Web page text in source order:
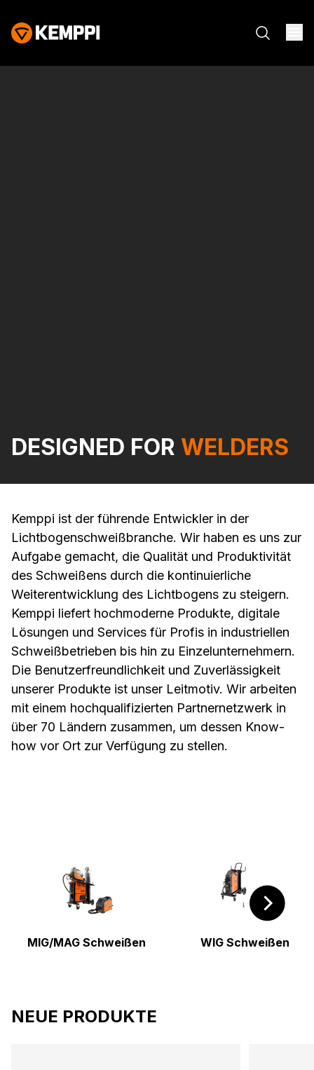
DESIGNED FOR WELDERS
Kemppi ist der führende Entwickler in der
Lichtbogenschweißbranche. Wir haben es uns zur
Aufgabe gemacht, die Qualität und Produktivität
des Schweißens durch die kontinuierliche
Weiterentwicklung des Lichtbogens zu steigern.
Kemppi liefert hochmoderne Produkte, digitale
Lösungen und Services für Profis in industriellen
Schweißbetrieben bis hin zu Einzelunternehmern.
Die Benutzerfreundlichkeit und Zuverlässigkeit
unserer Produkte ist unser Leitmotiv. Wir arbeiten
mit einem hochqualifizierten Partnernetzwerk in
über 70 Ländern zusammen, um dessen Know-
how vor Ort zur Verfügung zu stellen.
MIG/MAG Schweißen WIG Schweißen
NEUE PRODUKTE